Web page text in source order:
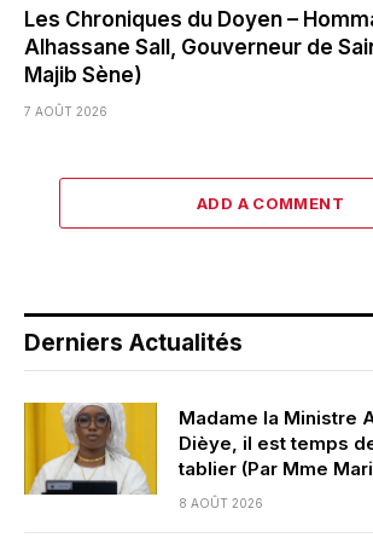
Les Chroniques du Doyen –
Alhassane Sall, Gouverneur de
Majib Sène)
7 AOÛT 2026
ADD A COMMENT
Derniers Actualités
Madame la Ministre
Dièye, il est temps
tablier (Par Mme
8 AOÛT 2026